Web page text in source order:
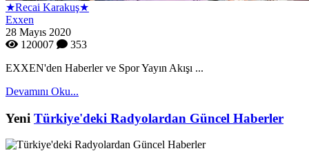
★Recai Karakuş★
Exxen
28 Mayıs 2020
120007
353
EXXEN'den Haberler ve Spor Yayın Akışı ...
Devamını Oku...
Yeni Türkiye'deki Radyolardan Güncel Haberler